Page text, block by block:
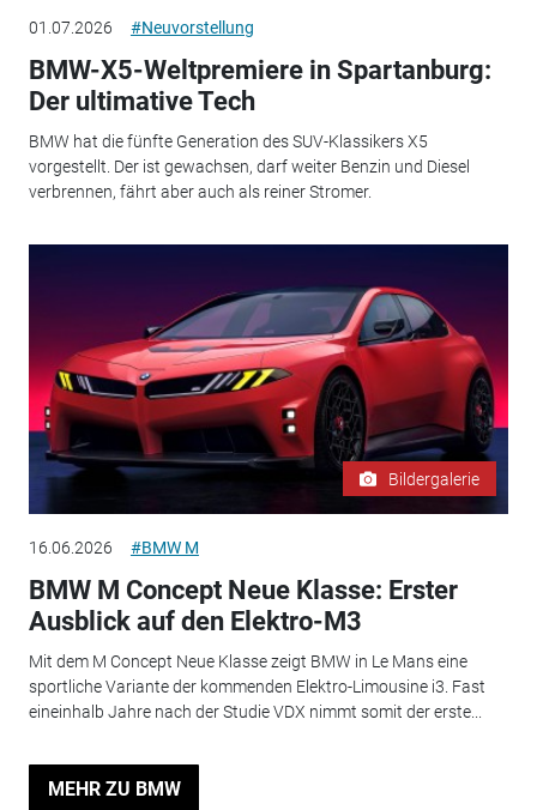
01.07.2026 #Neuvorstellung
BMW-X5-Weltpremiere in Spartanburg:
Der ultimative Tech
BMW hat die fünfte Generation des SUV-Klassikers X5
vorgestellt. Der ist gewachsen, darf weiter Benzin und Diesel
verbrennen, fährt aber auch als reiner Stromer.
Bildergalerie
16.06.2026 #BMW M
BMW M Concept Neue Klasse: Erster
Ausblick auf den Elektro-M3
Mit dem M Concept Neue Klasse zeigt BMW in Le Mans eine
sportliche Variante der kommenden Elektro-Limousine i3. Fast
eineinhalb Jahre nach der Studie VDX nimmt somit der erste...
MEHR ZU BMW